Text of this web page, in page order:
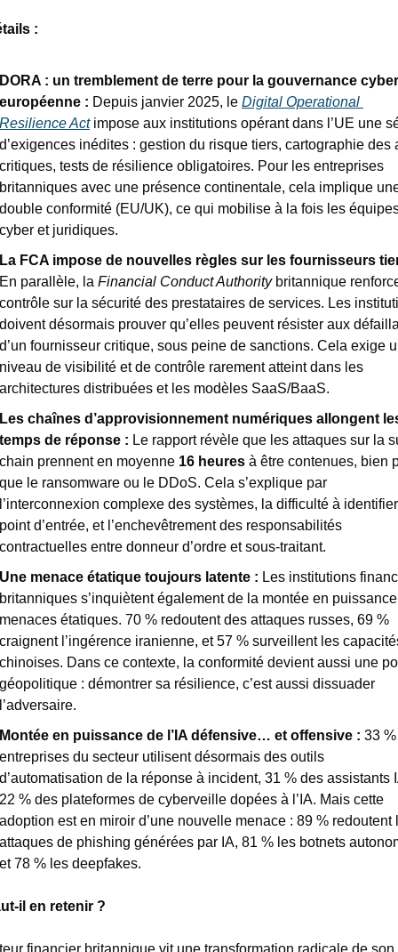
:
DORA : un tremblement de terre pour la gouvernance cyber
européenne : Depuis janvier 2025, le Digital Operational
Resilience Act impose aux institutions opérant dans l’UE une
d’exigences inédites : gestion du risque tiers, cartographie des
critiques, tests de résilience obligatoires. Pour les entreprises
britanniques avec une présence continentale, cela implique
double conformité (EU/UK), ce qui mobilise à la fois les
cyber et juridiques.
En parallèle, la Financial Conduct Authority britannique
contrôle sur la sécurité des prestataires de services. Les
doivent désormais prouver qu’elles peuvent résister aux
d’un fournisseur critique, sous peine de sanctions. Cela exige
niveau de visibilité et de contrôle rarement atteint dans les
architectures distribuées et les modèles SaaS/BaaS.
Les chaînes d’approvisionnement numériques allongent
temps de réponse : Le rapport révèle que les attaques sur la
chain prennent en moyenne 16 heures à être contenues, bien
que le ransomware ou le DDoS. Cela s’explique par
l’interconnexion complexe des systèmes, la difficulté à
point d’entrée, et l’enchevêtrement des responsabilités
contractuelles entre donneur d’ordre et sous-traitant.
Une menace étatique toujours latente : Les institutions
britanniques s’inquiètent également de la montée en
menaces étatiques. 70 % redoutent des attaques russes, 69 %
craignent l’ingérence iranienne, et 57 % surveillent les
chinoises. Dans ce contexte, la conformité devient aussi une
géopolitique : démontrer sa résilience, c’est aussi dissuader
l’adversaire.
Montée en puissance de l’IA défensive… et offensive : 33
entreprises du secteur utilisent désormais des outils
d’automatisation de la réponse à incident, 31 % des assistants
22 % des plateformes de cyberveille dopées à l’IA. Mais cette
adoption est en miroir d’une nouvelle menace : 89 % redoutent
attaques de phishing générées par IA, 81 % les botnets
et 78 % les deepfakes.
il en retenir ?